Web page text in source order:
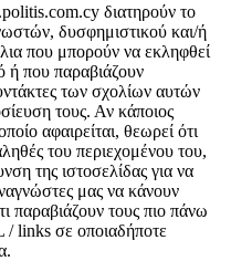
διατηρούν το
δυσφημιστικού και/ή
που μπορούν να εκληφθεί
ή που παραβιάζουν
των σχολίων αυτών
τους. Αν κάποιος
αφαιρείται, θεωρεί ότι
του περιεχομένου του,
της ιστοσελίδας για να
μας να κάνουν
παραβιάζουν τους πιο πάνω
/ links σε οποιαδήποτε